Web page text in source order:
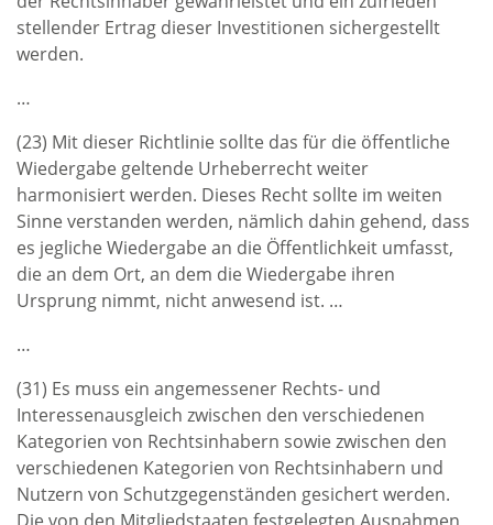
stellender Ertrag dieser Investitionen sichergestellt
werden.
…
(23) Mit dieser Richtlinie sollte das für die öffentliche
Wiedergabe geltende Urheberrecht weiter
harmonisiert werden. Dieses Recht sollte im weiten
Sinne verstanden werden, nämlich dahin gehend, dass
es jegliche Wiedergabe an die Öffentlichkeit umfasst,
die an dem Ort, an dem die Wiedergabe ihren
Ursprung nimmt, nicht anwesend ist. …
…
(31) Es muss ein angemessener Rechts- und
Interessenausgleich zwischen den verschiedenen
Kategorien von Rechtsinhabern sowie zwischen den
verschiedenen Kategorien von Rechtsinhabern und
Nutzern von Schutzgegenständen gesichert werden.